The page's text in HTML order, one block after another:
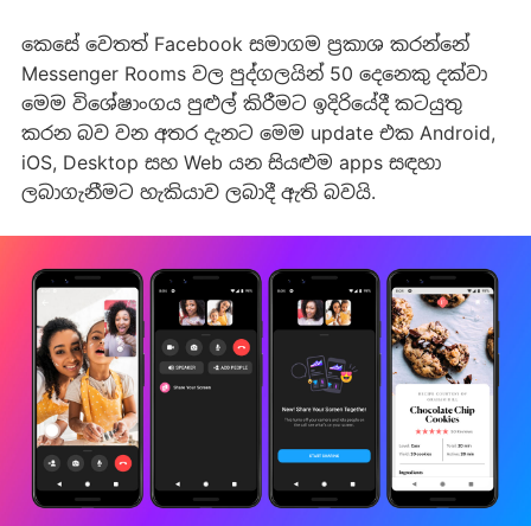
කෙසේ වෙතත් Facebook සමාගම ප්‍රකාශ කරන්නේ
Messenger Rooms වල පුද්ගලයින් 50 දෙනෙකු දක්වා
මෙම විශේෂාංගය පුළුල් කිරීමට ඉදිරියේදී කටයුතු
කරන බව වන අතර දැනට මෙම update එක Android,
iOS, Desktop සහ Web යන සියළුම apps සඳහා
ලබාගැනීමට හැකියාව ලබාදී ඇති බවයි.